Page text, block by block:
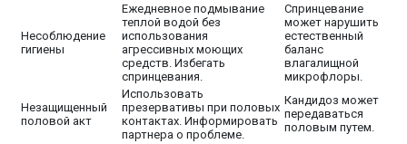
Несоблюдение
гигиены
Ежедневное подмывание
теплой водой без
использования
агрессивных моющих
средств. Избегать
спринцевания.
Спринцевание
может нарушить
естественный
баланс
влагалищной
микрофлоры.
Незащищенный
половой акт
Использовать
презервативы при половых
контактах. Информировать
партнера о проблеме.
Кандидоз может
передаваться
половым путем.